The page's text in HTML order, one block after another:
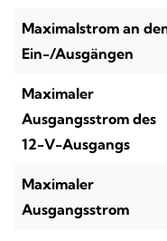
Maximalstrom an
Ein-/Ausgängen
Maximaler
Ausgangsstrom des
12-V-Ausgangs
Maximaler
Ausgangsstrom